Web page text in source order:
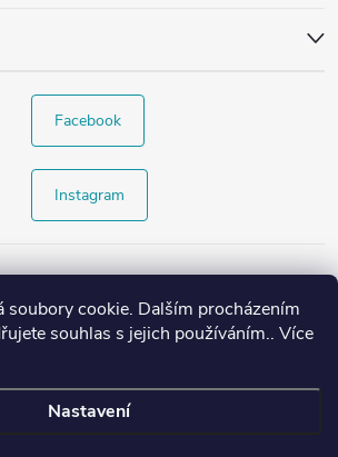
soubory cookie. Dalším procházením
souhlas s jejich používáním.. Více
Nastavení
Facebook
Instagram